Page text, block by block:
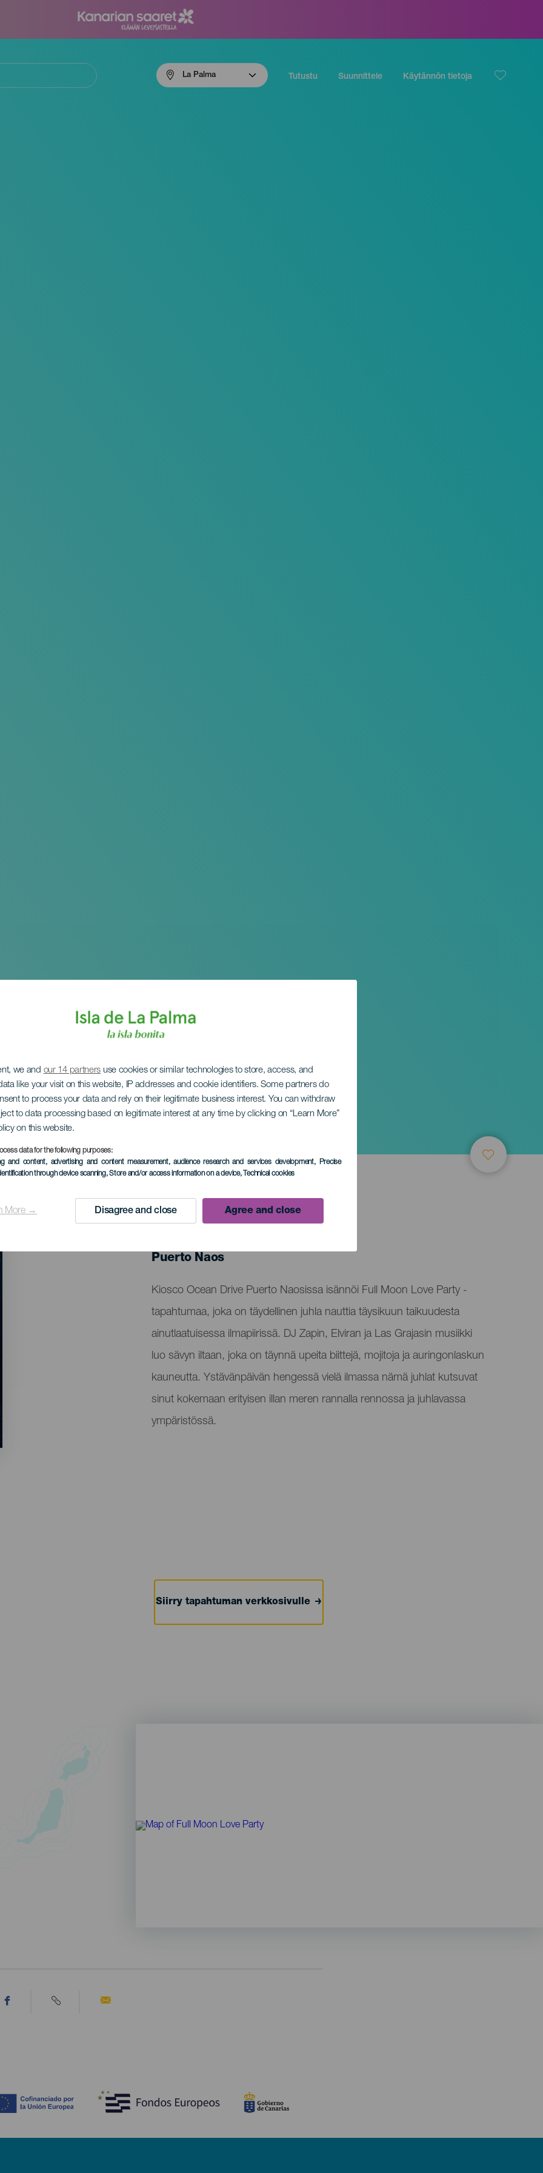
we and our 14 partners use cookies or similar technologies to store, access, and
like your visit on this website, IP addresses and cookie identifiers. Some partners do
to process your data and rely on their legitimate business interest. You can withdraw
to data processing based on legitimate interest at any time by clicking on “Learn More”
on this website.
data for the following purposes:
and content, advertising and content measurement, audience research and services development, Precise
through device scanning, Store and/or access information on a device, Technical cookies
More → Disagree and close Agree and close
La Palma Tutustu Suunnittele Käytännön tietoja
Party
TOTEUTUNUT TAPAHTUMA
Localidad
Puerto Naos
Descripción
del
evento
Kiosco Ocean Drive Puerto Naosissa isännöi Full Moon Love Party -
tapahtumaa, joka on täydellinen juhla nauttia täysikuun taikuudesta
ainutlaatuisessa ilmapiirissä. DJ Zapin, Elviran ja Las Grajasin musiikki
luo sävyn iltaan, joka on täynnä upeita biittejä, mojitoja ja auringonlaskun
kauneutta. Ystävänpäivän hengessä vielä ilmassa nämä juhlat kutsuvat
sinut kokemaan erityisen illan meren rannalla rennossa ja juhlavassa
ympäristössä.
Siirry tapahtuman verkkosivulle